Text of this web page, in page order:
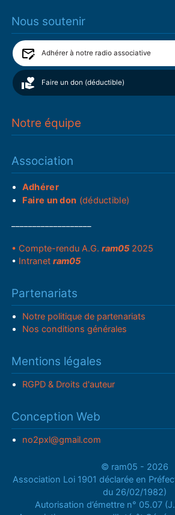
Nous soutenir
Adhérer à notre radio associative
Faire un don (déductible)
Notre équipe
Association
Adhérer
Faire un don (déductible)
• Compte-rendu A.G.ram05 2025
• Intranetram05
Partenariats
Notre politique de partenariats
Nos conditions générales
Mentions légales
RGPD & Droits d'auteur
Conception Web
no2pxl@gmail.com
© ram05 - 2026
Association Loi 1901 déclarée en
du 26/02/1982)
Autorisation d’émettre n° 05.07